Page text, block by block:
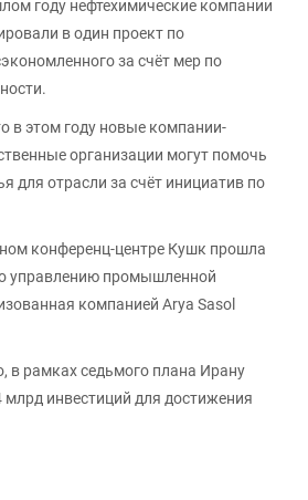
году нефтехимические компании
в один проект по
за счёт мер по
в этом году новые компании-
организации могут помочь
для отрасли за счёт инициатив по
конференц-центре Кушк прошла
управлению промышленной
компанией Arya Sasol
в рамках седьмого плана Ирану
млрд инвестиций для достижения